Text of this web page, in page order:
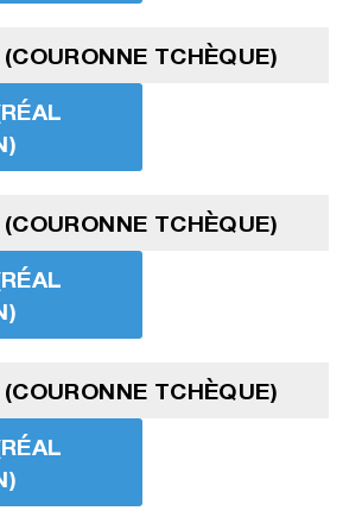
TCHÈQUE)
TCHÈQUE)
TCHÈQUE)